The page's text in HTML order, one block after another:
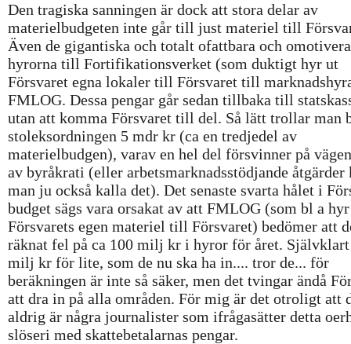
Den tragiska sanningen är dock att stora delar av
materielbudgeten inte går till just materiel till
Även de gigantiska och totalt ofattbara och
hyrorna till Fortifikationsverket (som duktigt hyr ut
Försvaret egna lokaler till Försvaret till
FMLOG. Dessa pengar går sedan tillbaka till
utan att komma Försvaret till del. Så lätt trollar man
stoleksordningen 5 mdr kr (ca en tredjedel av
materielbudgen), varav en hel del försvinner på
av byråkrati (eller arbetsmarknadsstödjande åtgärder
man ju också kalla det). Det senaste svarta hålet i
budget sägs vara orsakat av att FMLOG (som bl a
Försvarets egen materiel till Försvaret) bedömer att
räknat fel på ca 100 milj kr i hyror för året.
milj kr för lite, som de nu ska ha in.... tror de... för
beräkningen är inte så säker, men det tvingar ändå
att dra in på alla områden. För mig är det otroligt att
aldrig är några journalister som ifrågasätter detta
slöseri med skattebetalarnas pengar.